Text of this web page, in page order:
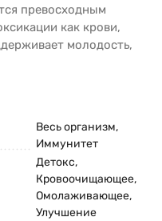
превосходным
как крови,
молодость,
Весь организм,
Иммунитет
Детокс,
Кровоочищающее,
Омолаживающее,
Улучшение